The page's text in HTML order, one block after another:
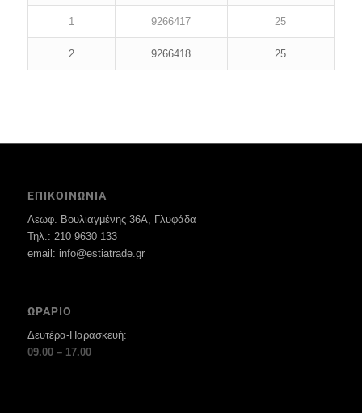
1 9266417 25
2 9266418 25
ΕΠΙΚΟΙΝΩΝΙΑ
Λεωφ. Βουλιαγμένης 36Α, Γλυφάδα
Τηλ.: 210 9630 133
email: info@estiatrade.gr
ΩΡΑΡΙΟ
Δευτέρα-Παρασκευή:
09.00 – 17.00